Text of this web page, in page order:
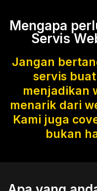
Mengapa
Servis
Jangan
servis
menjadikan
menarik dari
Kami juga
bukan